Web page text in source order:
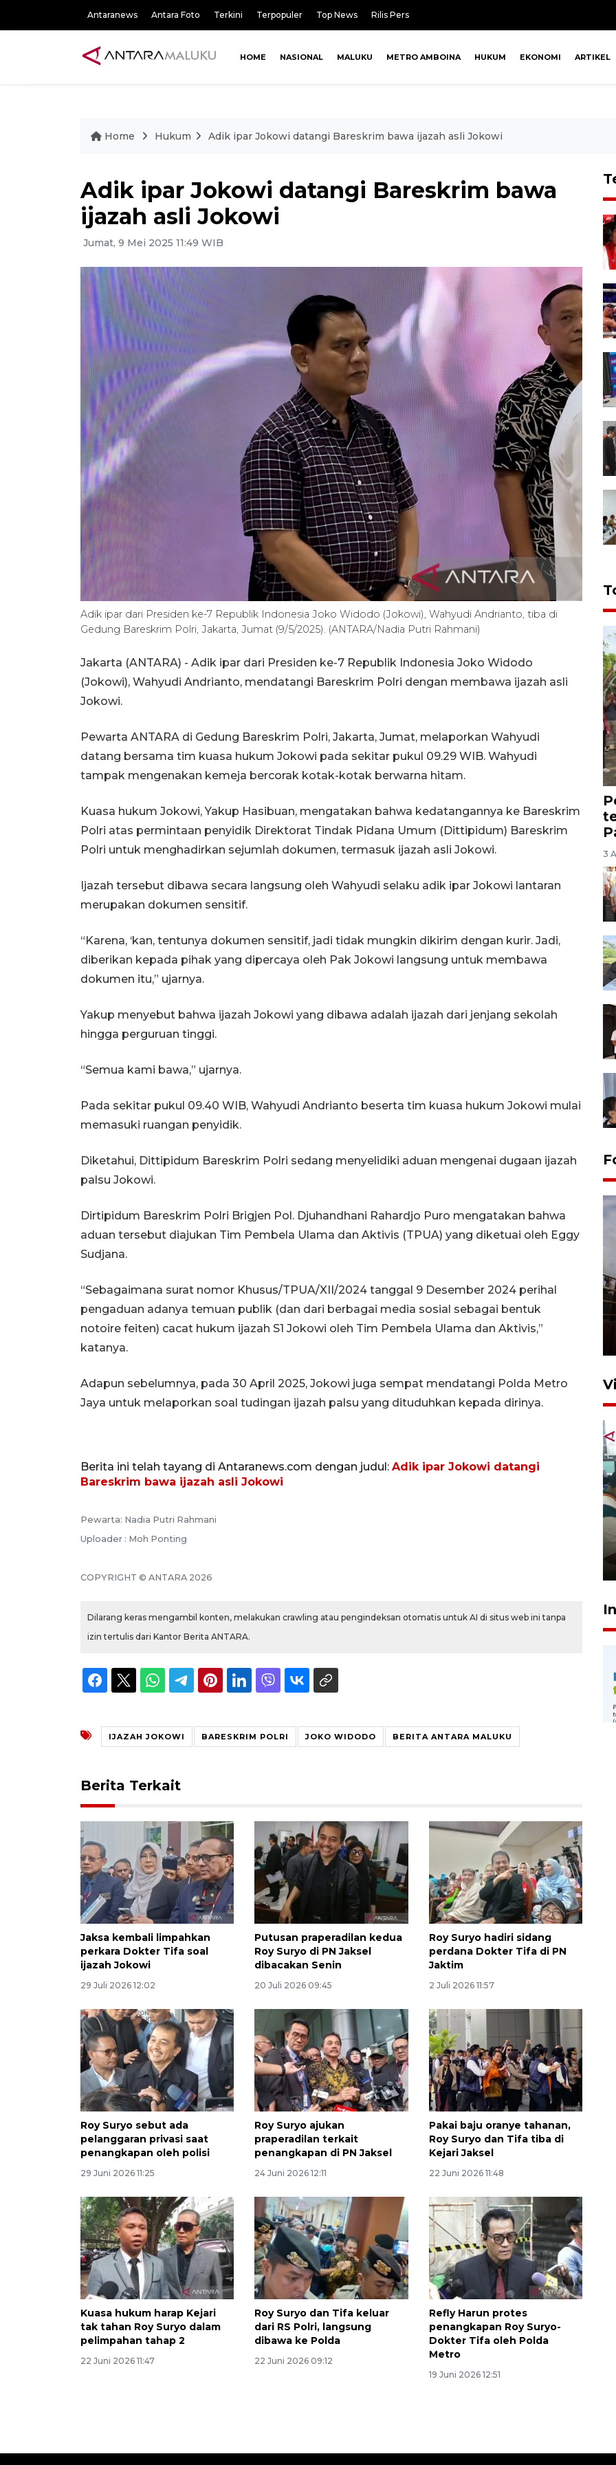
Antaranews Antara Foto Terkini Terpopuler Top News Rilis Pers
HOME NASIONAL MALUKU METRO AMBOINA HUKUM EKONOMI ARTIKEL
Home Hukum Adik ipar Jokowi datangi Bareskrim bawa ijazah asli Jokowi
Adik ipar Jokowi datangi Bareskrim bawa
ijazah asli Jokowi
Jumat, 9 Mei 2025 11:49 WIB
Adik ipar dari Presiden ke-7 Republik Indonesia Joko Widodo (Jokowi), Wahyudi Andrianto, tiba di
Gedung Bareskrim Polri, Jakarta, Jumat (9/5/2025). (ANTARA/Nadia Putri Rahmani)
Jakarta (ANTARA) - Adik ipar dari Presiden ke-7 Republik Indonesia Joko Widodo
(Jokowi), Wahyudi Andrianto, mendatangi Bareskrim Polri dengan membawa ijazah asli
Jokowi.
Pewarta ANTARA di Gedung Bareskrim Polri, Jakarta, Jumat, melaporkan Wahyudi
datang bersama tim kuasa hukum Jokowi pada sekitar pukul 09.29 WIB. Wahyudi
tampak mengenakan kemeja bercorak kotak-kotak berwarna hitam.
Kuasa hukum Jokowi, Yakup Hasibuan, mengatakan bahwa kedatangannya ke Bareskrim
Polri atas permintaan penyidik Direktorat Tindak Pidana Umum (Dittipidum) Bareskrim
Polri untuk menghadirkan sejumlah dokumen, termasuk ijazah asli Jokowi.
Ijazah tersebut dibawa secara langsung oleh Wahyudi selaku adik ipar Jokowi lantaran
merupakan dokumen sensitif.
“Karena, ‘kan, tentunya dokumen sensitif, jadi tidak mungkin dikirim dengan kurir. Jadi,
diberikan kepada pihak yang dipercaya oleh Pak Jokowi langsung untuk membawa
dokumen itu,” ujarnya.
Yakup menyebut bahwa ijazah Jokowi yang dibawa adalah ijazah dari jenjang sekolah
hingga perguruan tinggi.
“Semua kami bawa,” ujarnya.
Pada sekitar pukul 09.40 WIB, Wahyudi Andrianto beserta tim kuasa hukum Jokowi mulai
memasuki ruangan penyidik.
Diketahui, Dittipidum Bareskrim Polri sedang menyelidiki aduan mengenai dugaan ijazah
palsu Jokowi.
Dirtipidum Bareskrim Polri Brigjen Pol. Djuhandhani Rahardjo Puro mengatakan bahwa
aduan tersebut diajukan Tim Pembela Ulama dan Aktivis (TPUA) yang diketuai oleh Eggy
Sudjana.
“Sebagaimana surat nomor Khusus/TPUA/XII/2024 tanggal 9 Desember 2024 perihal
pengaduan adanya temuan publik (dan dari berbagai media sosial sebagai bentuk
notoire feiten) cacat hukum ijazah S1 Jokowi oleh Tim Pembela Ulama dan Aktivis,”
katanya.
Adapun sebelumnya, pada 30 April 2025, Jokowi juga sempat mendatangi Polda Metro
Jaya untuk melaporkan soal tudingan ijazah palsu yang dituduhkan kepada dirinya.
Berita ini telah tayang di Antaranews.com dengan judul: Adik ipar Jokowi datangi
Bareskrim bawa ijazah asli Jokowi
Pewarta: Nadia Putri Rahmani
Uploader : Moh Ponting
COPYRIGHT © ANTARA 2026
Dilarang keras mengambil konten, melakukan crawling atau pengindeksan otomatis untuk AI di situs web ini tanpa
izin tertulis dari Kantor Berita ANTARA.
IJAZAH JOKOWI BARESKRIM POLRI JOKO WIDODO BERITA ANTARA MALUKU
Berita Terkait
Jaksa kembali limpahkan
perkara Dokter Tifa soal
ijazah Jokowi
29 Juli 2026 12:02
Putusan praperadilan kedua
Roy Suryo di PN Jaksel
dibacakan Senin
20 Juli 2026 09:45
Roy Suryo hadiri sidang
perdana Dokter Tifa di PN
Jaktim
2 Juli 2026 11:57
Roy Suryo sebut ada
pelanggaran privasi saat
penangkapan oleh polisi
29 Juni 2026 11:25
Roy Suryo ajukan
praperadilan terkait
penangkapan di PN Jaksel
24 Juni 2026 12:11
Pakai baju oranye tahanan,
Roy Suryo dan Tifa tiba di
Kejari Jaksel
22 Juni 2026 11:48
Kuasa hukum harap Kejari
tak tahan Roy Suryo dalam
pelimpahan tahap 2
22 Juni 2026 11:47
Roy Suryo dan Tifa keluar
dari RS Polri, langsung
dibawa ke Polda
22 Juni 2026 09:12
Refly Harun protes
penangkapan Roy Suryo-
Dokter Tifa oleh Polda
Metro
19 Juni 2026 12:51
3
Unjuk rasa protes penataan
Pasar Higienis
Memberantas kejahatan
jalanan Jakarta
2026-08-05 18:00:00